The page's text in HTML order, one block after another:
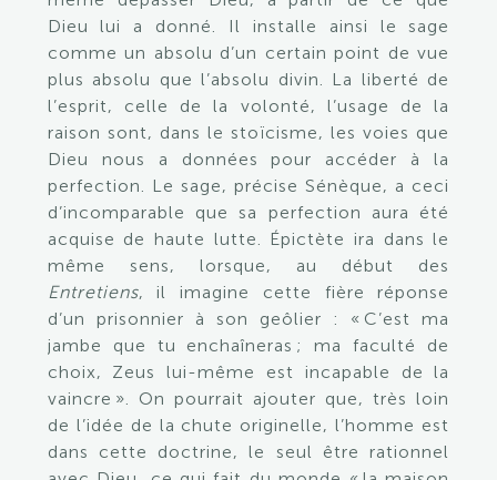
Dieu lui a donné. Il installe ainsi le sage
comme un absolu d’un certain point de vue
plus absolu que l’absolu divin. La liberté de
l’esprit, celle de la volonté, l’usage de la
raison sont, dans le stoïcisme, les voies que
Dieu nous a données pour accéder à la
perfection. Le sage, précise Sénèque, a ceci
d’incomparable que sa perfection aura été
acquise de haute lutte. Épictète ira dans le
même sens, lorsque, au début des
Entretiens, il imagine cette fière réponse
d’un prisonnier à son geôlier : « C’est ma
jambe que tu enchaîneras ; ma faculté de
choix, Zeus lui-même est incapable de la
vaincre ». On pourrait ajouter que, très loin
de l’idée de la chute originelle, l’homme est
dans cette doctrine, le seul être rationnel